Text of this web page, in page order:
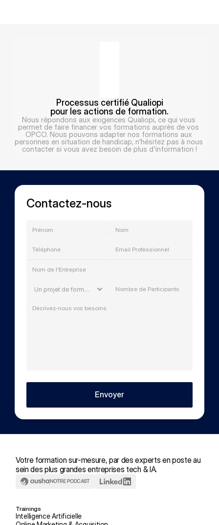
Processus certifié Qualiopi
pour les actions de formation.
Nous répondons aux exigences Qualiopi, ce qui vous
permet de faire financer vos formations auprès de vos
OPCO. Nous pouvons adapter nos formations aux
personnes en situation de handicap, n'hésitez pas à nous
contacter si vous avez besoin de plus d'information !
Votre formation sur-mesure, par des experts en poste au
sein des plus grandes entreprises tech & IA.
NOTRE PODCAST
Trainings
Intelligence Artificielle
Contactez-nous
Envoyer